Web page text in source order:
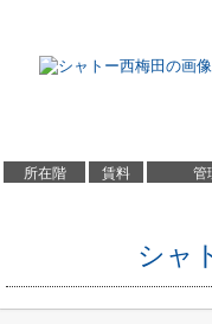
所在階 賃料 管
シャ